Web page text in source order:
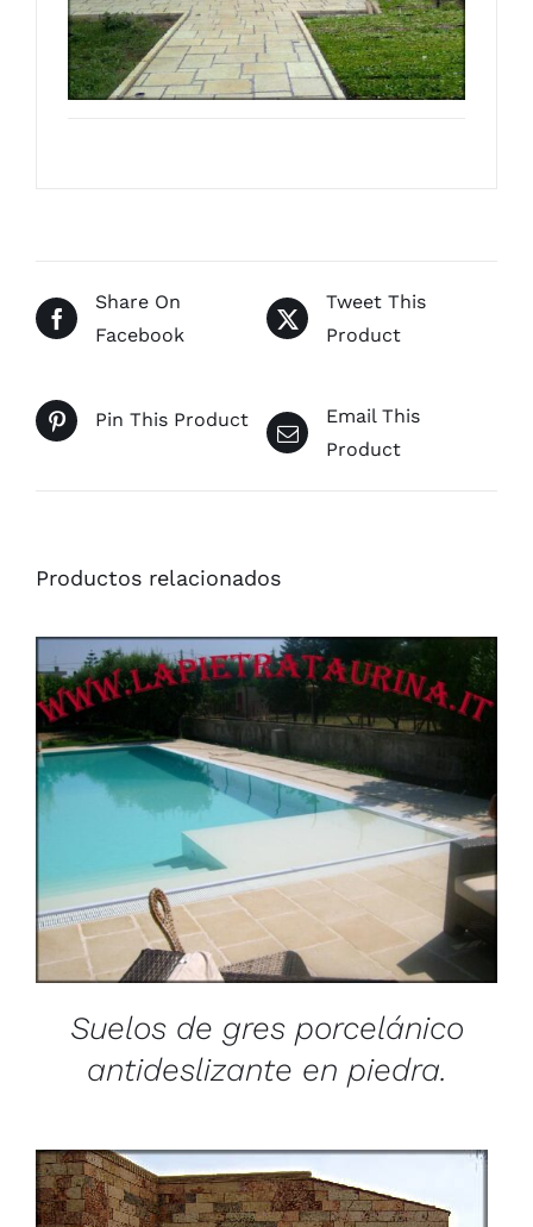
Share On
Facebook
Tweet This
Product
Pin This Product
Email This
Product
Productos relacionados
Suelos de gres porcelánico
antideslizante en piedra.